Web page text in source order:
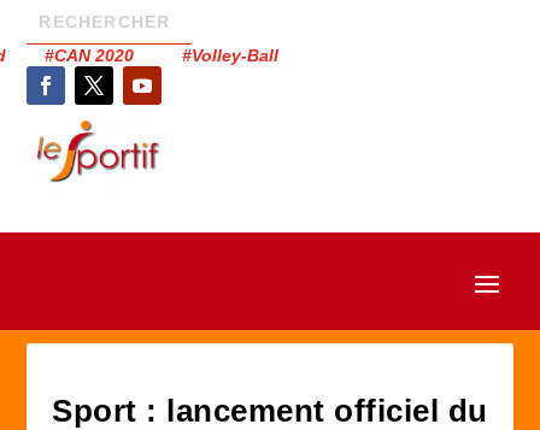
#CAN 2020 #Volley-Ball
Sport : lancement officiel du